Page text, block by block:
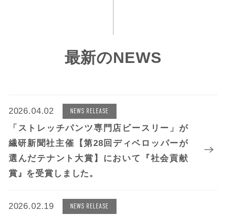
最新のNEWS
2026.04.02 NEWS RELEASE
「ストレッチパンツ専門店ビースリー」が
繊研新聞社主催【第28回ディベロッパーが
選んだテナント大賞】において『社会貢献
賞』を受賞しました。
2026.02.19 NEWS RELEASE